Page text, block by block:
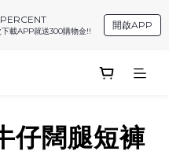
下載APP就送300購物金!!
開啟APP
仔闊腿短褲